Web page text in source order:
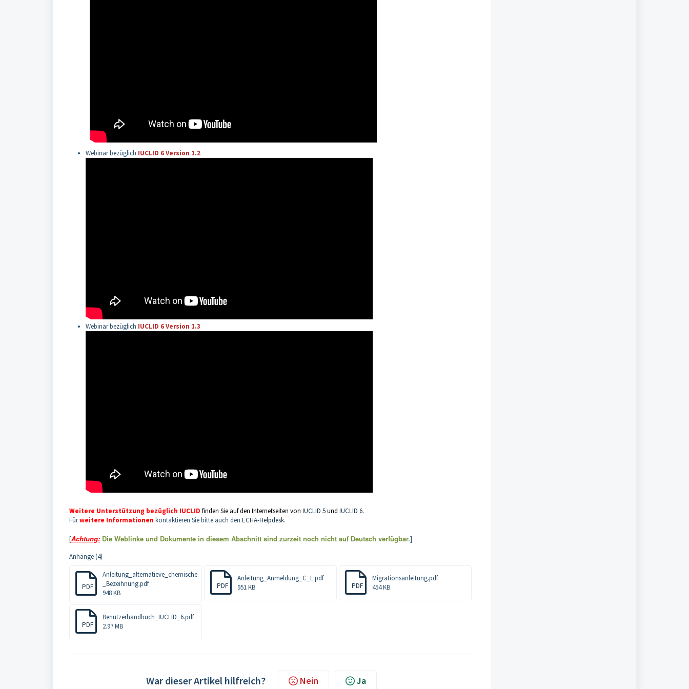
Webinar bezüglich IUCLID 6 Version 1.2
Webinar bezüglich IUCLID 6 Version 1.3
Weitere Unterstützung bezüglich IUCLID finden Sie auf den Internetseiten von IUCLID 5und IUCLID 6.
Fürweitere Informationen kontaktieren Sie bitte auch den ECHA-Helpdesk.
[Achtung: Die Weblinke und Dokumente in diesem Abschnitt sind zurzeit noch nicht auf Deutsch verfügbar.]
Anhänge (4)
PDF
Anleitung_alternatieve_chemische
_Bezeihnung.pdf
948 KB
PDF
Anleitung_Anmeldung_C_L.pdf
951 KB
PDF
Migrationsanleitung.pdf
454 KB
PDF
Benutzerhandbuch_IUCLID_6.pdf
2.97 MB
War dieser Artikel hilfreich? Nein Ja